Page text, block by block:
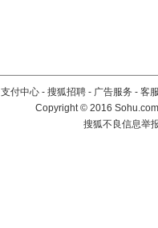
支付中心 - 搜狐招聘 - 广告服务 - 客
Copyright©2016
搜狐不良信息举